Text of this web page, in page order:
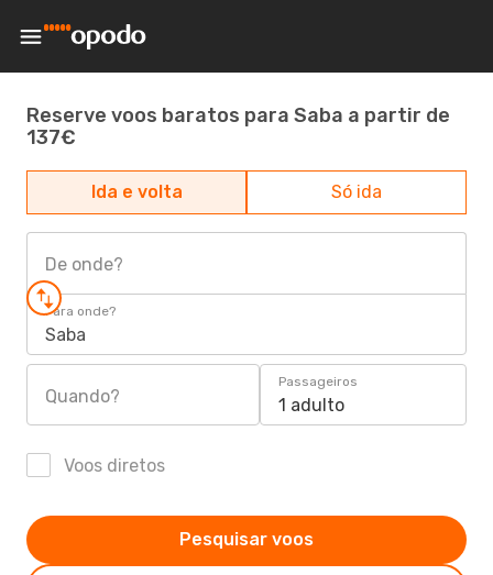
Reserve voos baratos para Saba a partir de
137€
Ida e volta Só ida
De onde?
Para onde?
Saba
Quando?
Passageiros
1 adulto
Voos diretos
Pesquisar voos